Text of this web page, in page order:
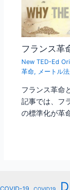
フランス革
New TED-Ed
革命, メートル法
フランス革命
記事では、フ
の標準化が革